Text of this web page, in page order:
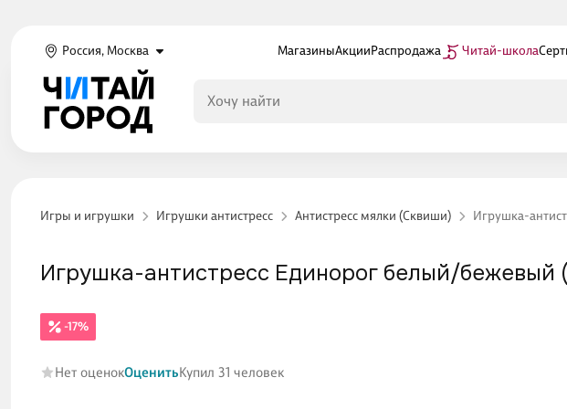
Россия, Москва МагазиныАкцииРаспродажа Читай-школа
Игры и игрушки Игрушки антистресс Антистресс мялки (Сквиши) Игрушка-
-17%
Игрушка-антистресс Единорог белый/бежевый
Нет оценокОценитьКупил 31 человек